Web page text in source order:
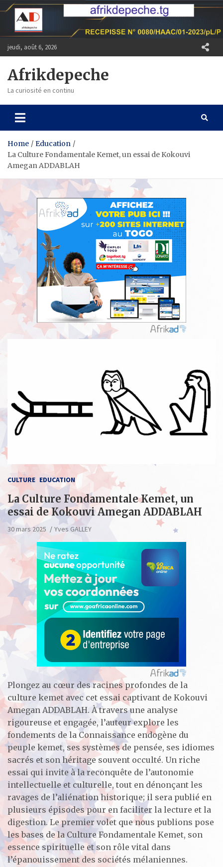
Skip
content
jeudi, août 6, 2026
Afrikdepeche
La curiosité en continu
Home
Education
La Culture Fondamentale Kemet, un essai de Kokouvi
Amegan ADDABLAH
CULTURE EDUCATION
La Culture Fondamentale Kemet, un
essai de Kokouvi Amegan ADDABLAH
30 mars 2025 Yves GALLEY
Plongez au cœur des racines profondes de la
culture kemet avec cet essai captivant de Kokouvi
Amegan ADDABLAH. À travers une analyse
rigoureuse et engagée, l’auteur explore les
fondements de la Connaissance endogène du
peuple kemet, ses systèmes de pensée, ses idiomes
sacrés et son héritage souvent occulté. Un riche
essai qui invite à la reconquête de l’autonomie
intellectuelle et culturelle, tout en dénonçant les
ravages de l’aliénation historique; il sera publié en
plusieurs épisodes pour en faciliter la lecture et la
digestion. Le premier volet que nous publions pose
les bases de la Culture Fondamentale Kemet, son
essence spirituelle et son rôle vital dans
l’épanouissement des sociétés mélaniennes.